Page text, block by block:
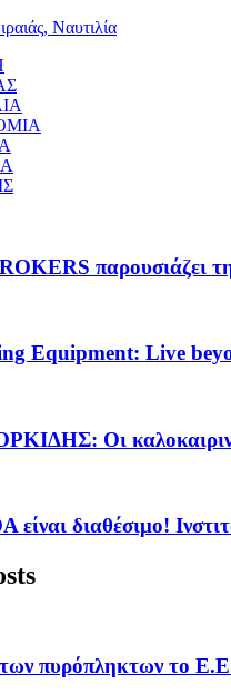
παρουσιάζει τη
Equipment: Live
Οι
είναι διαθέσιμο!
πυρόπληκτων το